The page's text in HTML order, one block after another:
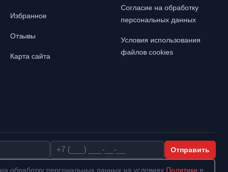
Избранное
Отзывы
Карта сайта
Согласие на обработку
персональных данных
Условия использования
файлов cookies
Телефон Отправить
на обработку персональных данных на условиях Политики в